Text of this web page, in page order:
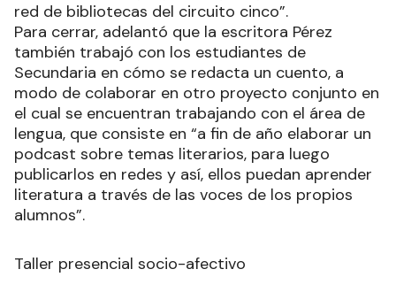
red de bibliotecas del circuito cinco”.
Para cerrar, adelantó que la escritora Pérez
también trabajó con los estudiantes de
Secundaria en cómo se redacta un cuento, a
modo de colaborar en otro proyecto conjunto en
el cual se encuentran trabajando con el área de
lengua, que consiste en “a fin de año elaborar un
podcast sobre temas literarios, para luego
publicarlos en redes y así, ellos puedan aprender
literatura a través de las voces de los propios
alumnos”.
Taller presencial socio-afectivo